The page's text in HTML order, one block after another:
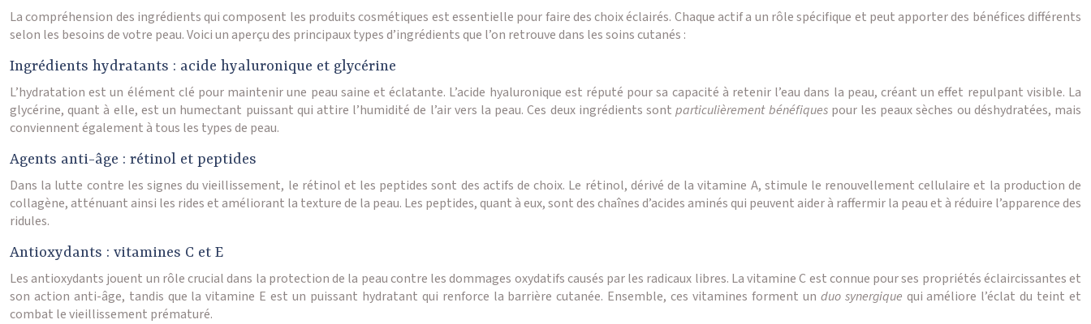
La compréhension des ingrédients qui composent les produits cosmétiques est essentielle pour faire des choix éclairés. Chaque actif a un rôle spécifique et peut apporter des bénéfices différents
selon les besoins de votre peau. Voici un aperçu des principaux types d’ingrédients que l’on retrouve dans les soins cutanés :
Ingrédients hydratants : acide hyaluronique et glycérine
L’hydratation est un élément clé pour maintenir une peau saine et éclatante. L’acide hyaluronique est réputé pour sa capacité à retenir l’eau dans la peau, créant un effet repulpant visible. La
glycérine, quant à elle, est un humectant puissant qui attire l’humidité de l’air vers la peau. Ces deux ingrédients sontparticulièrement bénéfiques pour les peaux sèches ou déshydratées, mais
conviennent également à tous les types de peau.
Agents anti-âge : rétinol et peptides
Dans la lutte contre les signes du vieillissement, le rétinol et les peptides sont des actifs de choix. Le rétinol, dérivé de la vitamine A, stimule le renouvellement cellulaire et la production de
collagène, atténuant ainsi les rides et améliorant la texture de la peau. Les peptides, quant à eux, sont des chaînes d’acides aminés qui peuvent aider à raffermir la peau et à réduire l’apparence des
ridules.
Antioxydants : vitamines C et E
Les antioxydants jouent un rôle crucial dans la protection de la peau contre les dommages oxydatifs causés par les radicaux libres. La vitamine C est connue pour ses propriétés éclaircissantes et
son action anti-âge, tandis que la vitamine E est un puissant hydratant qui renforce la barrière cutanée. Ensemble, ces vitamines forment un duo synergique qui améliore l’éclat du teint et
combat le vieillissement prématuré.